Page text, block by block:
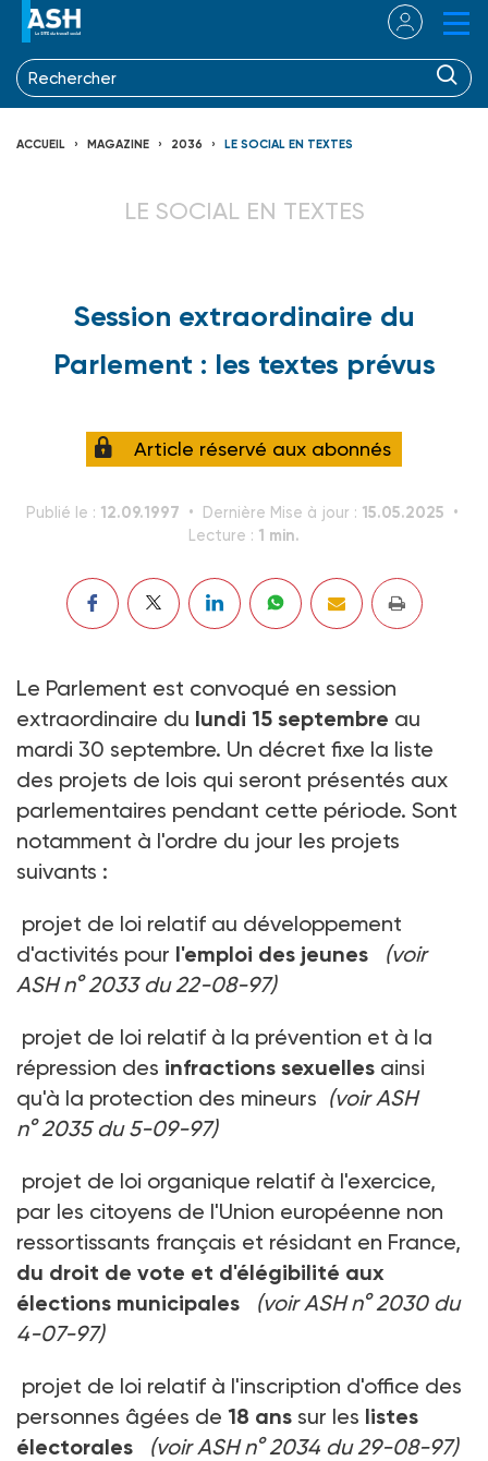
ACCUEIL MAGAZINE 2036 LE SOCIAL EN TEXTES
LE SOCIAL EN TEXTES
Session extraordinaire du
Parlement : les textes prévus
Article réservé aux abonnés
Publié le : 12.09.1997 Dernière Mise à jour : 15.05.2025
Lecture : 1 min.
Le Parlement est convoqué en session
extraordinaire du lundi 15 septembre au
mardi 30 septembre. Un décret fixe la liste
des projets de lois qui seront présentés aux
parlementaires pendant cette période. Sont
notamment à l'ordre du jour les projets
suivants :
projet de loi relatif au développement
d'activités pour l'emploi des jeunes
(voir
ASH n° 2033 du 22-08-97)
projet de loi relatif à la prévention et à la
répression des infractions sexuelles ainsi
qu'à la protection des mineurs (voir ASH
n° 2035 du 5-09-97)
projet de loi organique relatif à l'exercice,
par les citoyens de l'Union européenne non
ressortissants français et résidant en France,
du droit de vote et d'élégibilité aux
élections municipales
(voir ASH n° 2030 du
4-07-97)
projet de loi relatif à l'inscription d'office des
personnes âgées de 18 ans sur les listes
électorales
(voir ASH n° 2034 du 29-08-97)